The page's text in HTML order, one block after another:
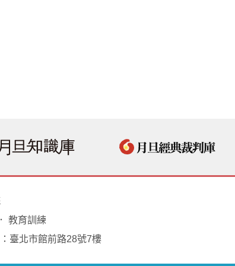
教育訓練
臺北市館前路28號7樓